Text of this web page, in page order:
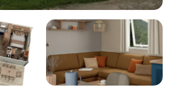
3 42.6m2